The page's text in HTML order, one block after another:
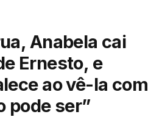
Anabela cai
Ernesto, e
ao vê-la com
pode ser”